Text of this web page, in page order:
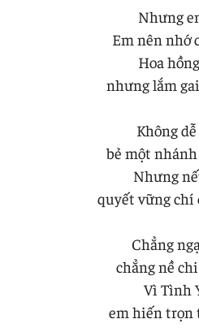
Nhưng
Em nên nhớ
Hoa
nhưng lắm
Không dễ
bẻ một
Nhưng
quyết vững chí
Chẳng
chẳng nề
Vì Tình
em hiến trọn